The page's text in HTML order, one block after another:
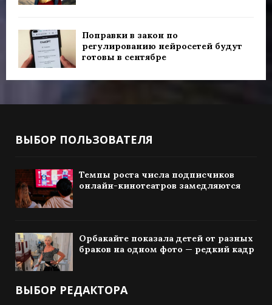
Поправки в закон по
регулированию нейросетей будут
готовы в сентябре
ВЫБОР ПОЛЬЗОВАТЕЛЯ
Темпы роста числа подписчиков
онлайн-кинотеатров замедляются
Орбакайте показала детей от разных
браков на одном фото — редкий кадр
ВЫБОР РЕДАКТОРА